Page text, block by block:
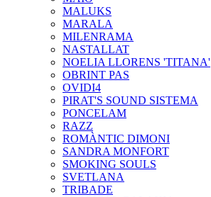
MALUKS
MARALA
MILENRAMA
NASTALLAT
NOELIA LLORENS 'TITANA'
OBRINT PAS
OVIDI4
PIRAT'S SOUND SISTEMA
PONCELAM
RAZZ
ROMÀNTIC DIMONI
SANDRA MONFORT
SMOKING SOULS
SVETLANA
TRIBADE